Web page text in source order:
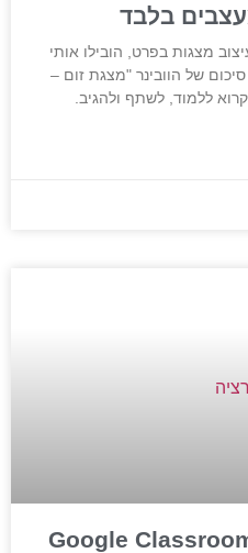
בלבד
מצגות בפרט, הובילו אותי
של הוובינר "מצגת זום –
ללמוד, לשתף ולהגיב.